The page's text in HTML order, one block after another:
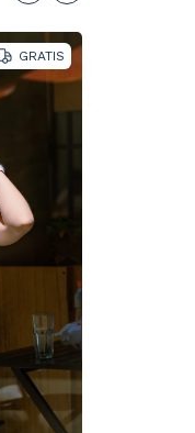
GRATIS